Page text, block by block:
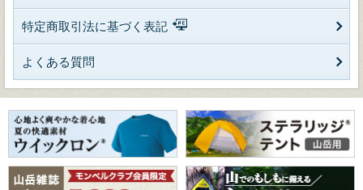
特定商取引法に基づく表記
よくある質問